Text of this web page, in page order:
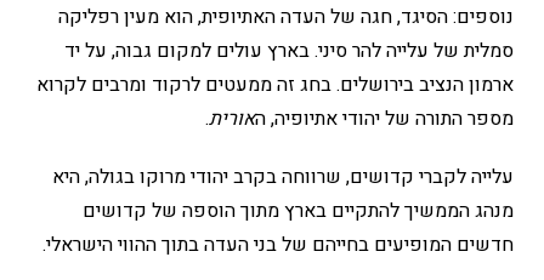
נוספים: הסיגד, חגה של העדה האתיופית, הוא מעין רפליקה
סמלית של עלייה להר סיני. בארץ עולים למקום גבוה, על יד
ארמון הנציב בירושלים. בחג זה ממעטים לרקוד ומרבים לקרוא
מספר התורה של יהודי אתיופיה, האורית.
עלייה לקברי קדושים, שרווחה בקרב יהודי מרוקו בגולה, היא
מנהג הממשיך להתקיים בארץ מתוך הוספה של קדושים
חדשים המופיעים בחייהם של בני העדה בתוך ההווי הישראלי.